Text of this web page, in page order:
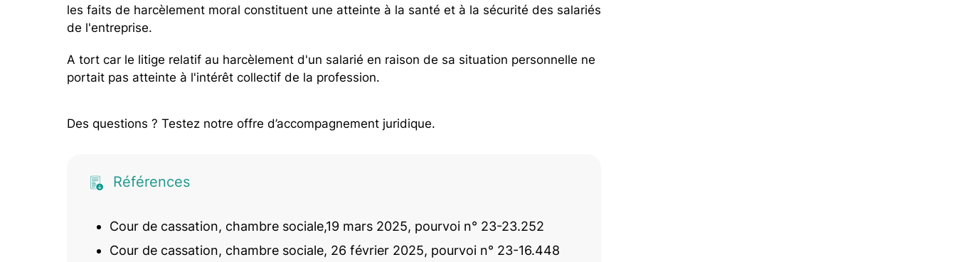
les faits de harcèlement moral constituent une atteinte à la santé et à la sécurité des salariés
de l'entreprise.
A tort car le litige relatif au harcèlement d'un salarié en raison de sa situation personnelle ne
portait pas atteinte à l'intérêt collectif de la profession.
Des questions ? Testez notre offre d’accompagnement juridique.
Références
Cour de cassation, chambre sociale,19 mars 2025, pourvoi n° 23-23.252
Cour de cassation, chambre sociale, 26 février 2025, pourvoi n° 23-16.448